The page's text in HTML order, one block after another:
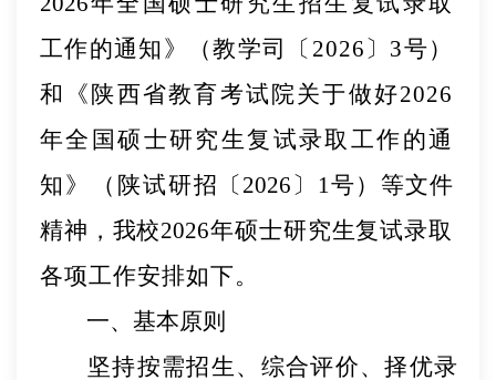
工作的通知》（教学司〔 2026 〕 3号）
和
《陕西省教育考试院关于做好2026
年全国硕士研究生复试录取工作的通
知》（陕试研招〔 2026 〕 1号） 等文件
精神， 我校2026年硕士研究生复试录取
各项工作安排如下。
一、基本原则
坚持按需招生、综合评价、择优录